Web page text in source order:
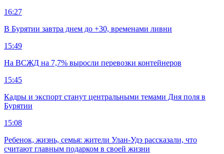
16:27
В Бурятии завтра днем до +30, временами ливни
15:49
На ВСЖД на 7,7% выросли перевозки контейнеров
15:45
Кадры и экспорт станут центральными темами Дня поля в
Бурятии
15:08
Ребенок, жизнь, семья: жители Улан-Удэ рассказали, что
считают главным подарком в своей жизни